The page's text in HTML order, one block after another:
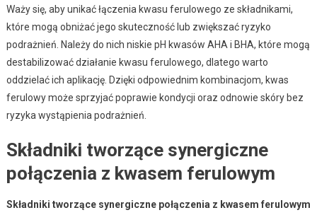
Waży się, aby unikać łączenia kwasu ferulowego ze składnikami,
które mogą obniżać jego skuteczność lub zwiększać ryzyko
podrażnień. Należy do nich niskie pH kwasów AHA i BHA, które mogą
destabilizować działanie kwasu ferulowego, dlatego warto
oddzielać ich aplikację. Dzięki odpowiednim kombinacjom, kwas
ferulowy może sprzyjać poprawie kondycji oraz odnowie skóry bez
ryzyka wystąpienia podrażnień.
Składniki tworzące synergiczne
połączenia z kwasem ferulowym
Składniki tworzące synergiczne połączenia z kwasem ferulowym